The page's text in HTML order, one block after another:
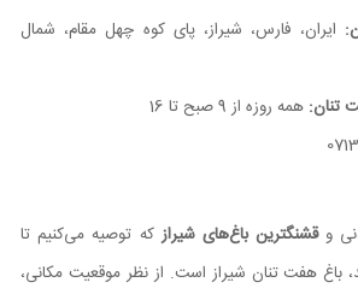
ایران، فارس، شیراز، پای کوه چهل مقام، شمال
تنان:همه روزه از 9 صبح تا 16
وقشنگ‎ترین باغ‌های شیراز
که توصیه می‌کنیم تا
باغ هفت تنان شیراز است. از نظر موقعیت مکانی،